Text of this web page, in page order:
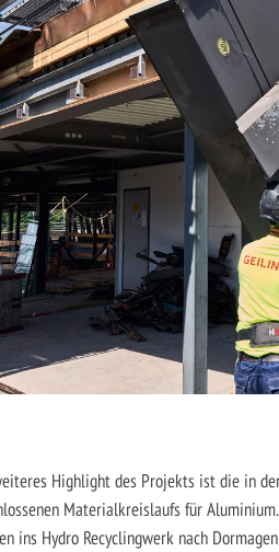
Highlight des Projekts ist die in
Materialkreislaufs für
ins Hydro Recyclingwerk nach